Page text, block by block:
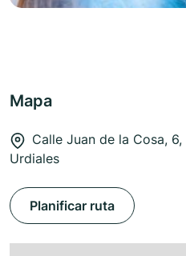
Mapa
Calle Juan de la Cosa,
Urdiales
Planificar ruta